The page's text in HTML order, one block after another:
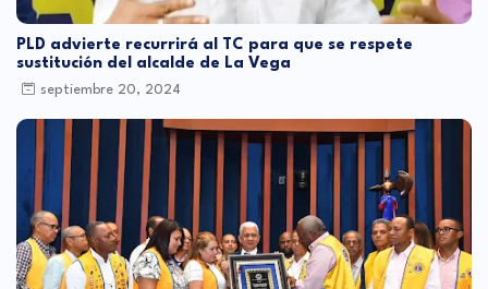
PLD advierte recurrirá al TC para que se respete
sustitución del alcalde de La Vega
septiembre 20, 2024